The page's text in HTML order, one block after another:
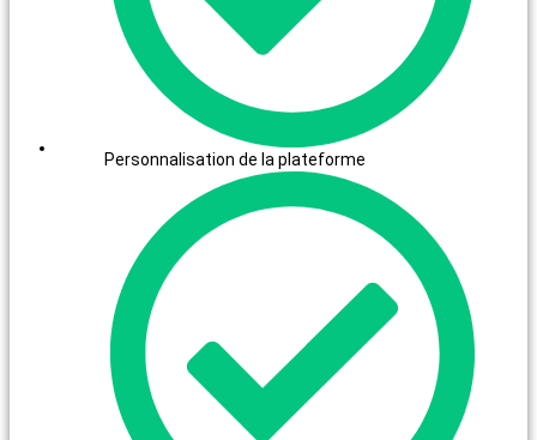
Personnalisation de la plateforme